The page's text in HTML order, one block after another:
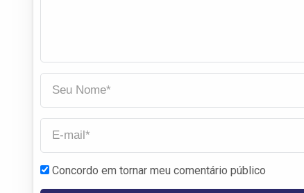
Concordo em tornar meu comentário público